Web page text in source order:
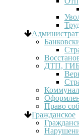
ДТП,
Право
Гражданское